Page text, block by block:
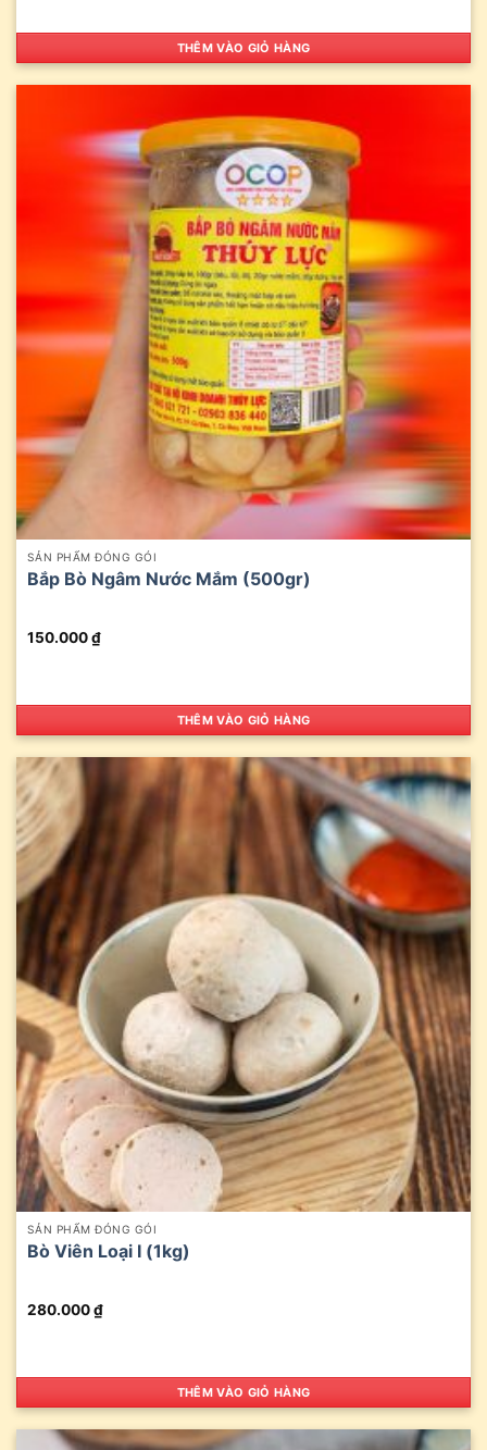
THÊM VÀO GIỎ HÀNG
SẢN PHẨM ĐÓNG GÓI
Bắp Bò Ngâm Nước Mắm (500gr)
150.000₫
THÊM VÀO GIỎ HÀNG
SẢN PHẨM ĐÓNG GÓI
Bò Viên Loại I (1kg)
280.000₫
THÊM VÀO GIỎ HÀNG